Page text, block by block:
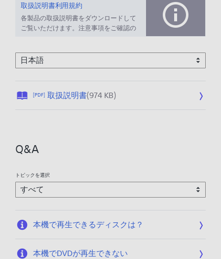
取扱説明書利用規約
各製品の取扱説明書をダウンロードして
ご覧いただけます。注意事項をご確認の
[PDF] 取扱説明書(974 KB)公
/
1
0
Q&A
トピックを選択
本機で再生できるディスクは？
本機でDVDが再生できない